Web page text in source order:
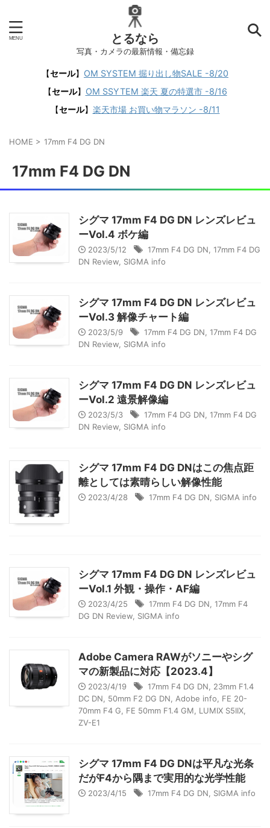
とるなら
写真・カメラの最新情報・備忘録
【セール】 OM SYSTEM 掘り出し物SALE -8/20
【セール】 OM SSYTEM 楽天 夏の特選市 -8/16
【セール】 楽天市場 お買い物マラソン -8/11
HOME > 17mm F4 DG DN
17mm F4 DG DN
シグマ 17mm F4 DG DN レンズレビュ
ーVol.4 ボケ編
2023/5/12 17mm F4 DG DN 17mm F4 DG
DN Review SIGMA info
シグマ 17mm F4 DG DN レンズレビュ
ーVol.3 解像チャート編
2023/5/9 17mm F4 DG DN 17mm F4 DG
DN Review SIGMA info
シグマ 17mm F4 DG DN レンズレビュ
ーVol.2 遠景解像編
2023/5/3 17mm F4 DG DN 17mm F4 DG
DN Review SIGMA info
シグマ 17mm F4 DG DNはこの焦点距
離としては素晴らしい解像性能
2023/4/28 17mm F4 DG DN SIGMA info
シグマ 17mm F4 DG DN レンズレビュ
ーVol.1 外観・操作・AF編
2023/4/25 17mm F4 DG DN 17mm F4
DG DN Review SIGMA info
Adobe Camera RAWがソニーやシグ
マの新製品に対応【2023.4】
2023/4/19 17mm F4 DG DN
23mm F1.4
DC DN
50mm F2 DG DN Adobe info
FE 20-
70mm F4 G
FE 50mm F1.4 GM LUMIX S5IIX
ZV-E1
シグマ 17mm F4 DG DNは平凡な光条
だがF4から隅まで実用的な光学性能
2023/4/15 17mm F4 DG DN SIGMA info